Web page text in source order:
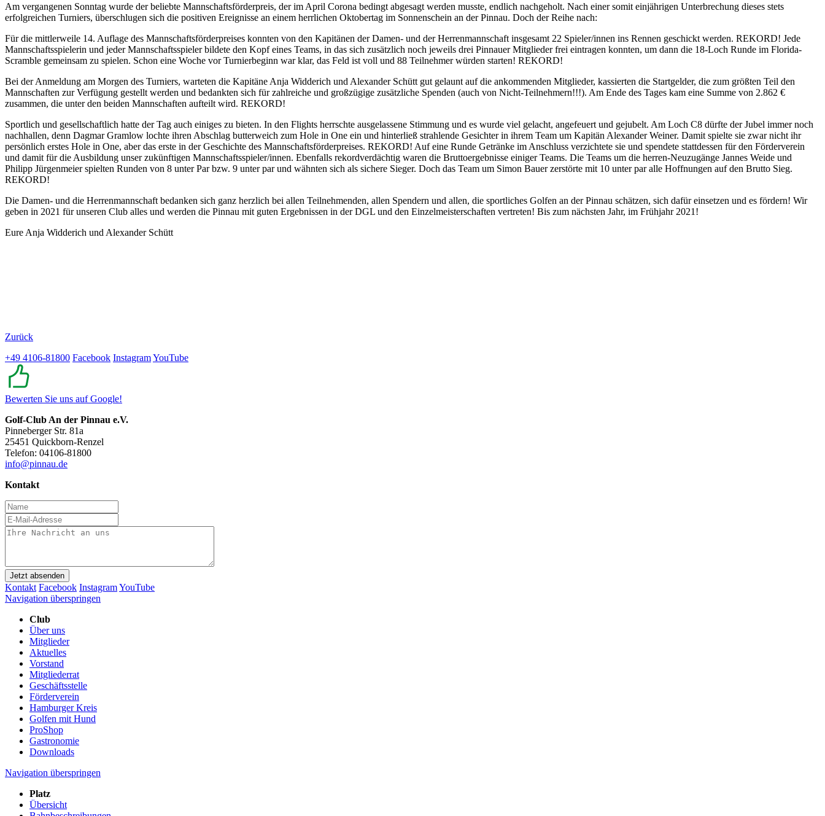
Am vergangenen Sonntag wurde der beliebte Mannschaftsförderpreis, der im April Corona bedingt abgesagt werden musste, endlich nachgeholt. Nach einer somit einjährigen Unterbrechung dieses stets
erfolgreichen Turniers, überschlugen sich die positiven Ereignisse an einem herrlichen Oktobertag im Sonnenschein an der Pinnau. Doch der Reihe nach:
Für die mittlerweile 14. Auflage des Mannschaftsförderpreises konnten von den Kapitänen der Damen- und der Herrenmannschaft insgesamt 22 Spieler/innen ins Rennen geschickt werden. REKORD! Jede
Mannschaftsspielerin und jeder Mannschaftsspieler bildete den Kopf eines Teams, in das sich zusätzlich noch jeweils drei Pinnauer Mitglieder frei eintragen konnten, um dann die 18-Loch Runde im Florida-
Scramble gemeinsam zu spielen. Schon eine Woche vor Turnierbeginn war klar, das Feld ist voll und 88 Teilnehmer würden starten! REKORD!
Bei der Anmeldung am Morgen des Turniers, warteten die Kapitäne Anja Widderich und Alexander Schütt gut gelaunt auf die ankommenden Mitglieder, kassierten die Startgelder, die zum größten Teil den
Mannschaften zur Verfügung gestellt werden und bedankten sich für zahlreiche und großzügige zusätzliche Spenden (auch von Nicht-Teilnehmern!!!). Am Ende des Tages kam eine Summe von 2.862 €
zusammen, die unter den beiden Mannschaften aufteilt wird. REKORD!
Sportlich und gesellschaftlich hatte der Tag auch einiges zu bieten. In den Flights herrschte ausgelassene Stimmung und es wurde viel gelacht, angefeuert und gejubelt. Am Loch C8 dürfte der Jubel immer noch
nachhallen, denn Dagmar Gramlow lochte ihren Abschlag butterweich zum Hole in One ein und hinterließ strahlende Gesichter in ihrem Team um Kapitän Alexander Weiner. Damit spielte sie zwar nicht ihr
persönlich erstes Hole in One, aber das erste in der Geschichte des Mannschaftsförderpreises. REKORD! Auf eine Runde Getränke im Anschluss verzichtete sie und spendete stattdessen für den Förderverein
und damit für die Ausbildung unser zukünftigen Mannschaftsspieler/innen. Ebenfalls rekordverdächtig waren die Bruttoergebnisse einiger Teams. Die Teams um die herren-Neuzugänge Jannes Weide und
Philipp Jürgenmeier spielten Runden von 8 unter Par bzw. 9 unter par und wähnten sich als sichere Sieger. Doch das Team um Simon Bauer zerstörte mit 10 unter par alle Hoffnungen auf den Brutto Sieg.
REKORD!
Die Damen- und die Herrenmannschaft bedanken sich ganz herzlich bei allen Teilnehmenden, allen Spendern und allen, die sportliches Golfen an der Pinnau schätzen, sich dafür einsetzen und es fördern! Wir
geben in 2021 für unseren Club alles und werden die Pinnau mit guten Ergebnissen in der DGL und den Einzelmeisterschaften vertreten! Bis zum nächsten Jahr, im Frühjahr 2021!
Eure Anja Widderich und Alexander Schütt
Zurück
+49 4106-81800 Facebook InstagramYouTube
Bewerten Sie uns auf Google!
Golf-Club An der Pinnau e.V.
Pinneberger Str. 81a
25451 Quickborn-Renzel
Telefon: 04106-81800
info@pinnau.de
Kontakt
Jetzt absenden
Kontakt Facebook InstagramYouTube
Navigation überspringen
Club
Über uns
Mitglieder
Aktuelles
Vorstand
Mitgliederrat
Geschäftsstelle
Förderverein
Hamburger Kreis
Golfen mit Hund
ProShop
Gastronomie
Downloads
Navigation überspringen
Platz
Übersicht